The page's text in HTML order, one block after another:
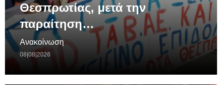
Θεσπρωτίας, μετά την
παραίτηση…
Ανακοίνωση
08|08|2026